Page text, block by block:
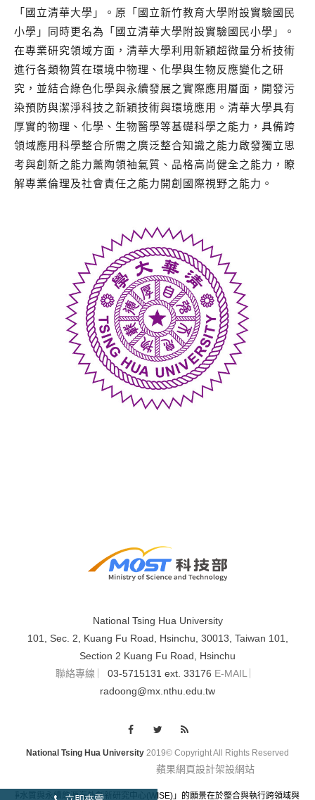
「國立清華大學」。原「國立新竹教育大學附設實驗國民
小學」同時更名為「國立清華大學附設實驗國民小學」。
在專業研究領域方面，清華大學利用新穎超微量分析技術
進行各類物質在環境中物理、化學與生物反應變化之研
究，並結合綠色化學與永續發展之實際應用層面，開發污
染預防與潔淨科技之新穎技術與環境應用。清華大學具有
厚實的物理、化學、生物醫學等基礎科學之能力，具備跨
領域應用科學整合所需之廣泛整合知識之能力啟發獨立思
考與創新之能力薰陶領袖氣質、品格高尚健全之能力，瞭
解專業倫理及社會責任之能力開創國際視野之能力。
National Tsing Hua University
101, Sec. 2, Kuang Fu Road, Hsinchu, 30013, Taiwan 101,
Section 2 Kuang Fu Road, Hsinchu
聯絡專線 ︳ 03-5715131 ext. 33176 E-MAIL ︳
radoong@mx.nthu.edu.tw
National Tsing Hua University 2019© Copyright All Rights Reserved
蘋果網頁設計架設網站
淨水質與永續能源海外創新研究中心(WISE)」的願景在於整合與執行跨領域與